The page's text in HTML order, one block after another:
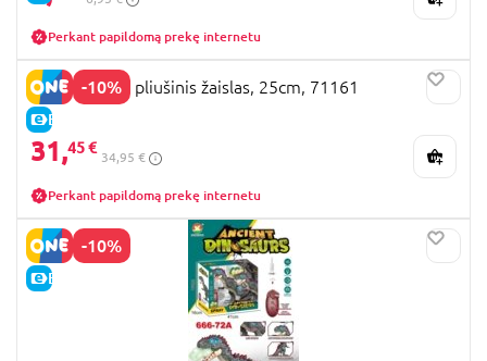
Perkant papildomą prekę internetu
-10%
E-KAINA
SPONGEBOB pliušinis žaislas, 25cm, 71161
31,45 €
34,95 €
Perkant papildomą prekę internetu
-10%
E-KAINA